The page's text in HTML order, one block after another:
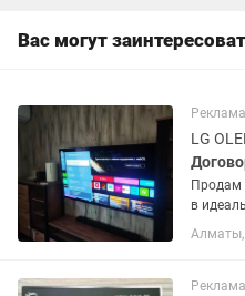
Вас могут
Реклама
LG
Продам
в
два
Алматы,
Реклама